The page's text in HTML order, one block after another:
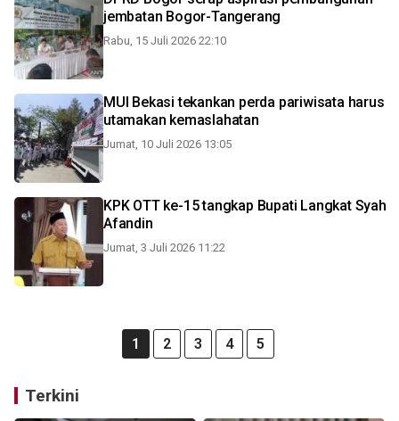
jembatan Bogor-Tangerang
Rabu, 15 Juli 2026 22:10
MUI Bekasi tekankan perda pariwisata harus
utamakan kemaslahatan
Jumat, 10 Juli 2026 13:05
KPK OTT ke-15 tangkap Bupati Langkat Syah
Afandin
Jumat, 3 Juli 2026 11:22
1 2 3 4 5
Terkini